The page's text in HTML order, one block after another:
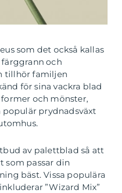
som det också kallas
och
tillhör familjen
för sina vackra blad
och mönster,
prydnadsväxt
av palettblad så att
som passar din
bäst. Vissa populära
”Wizard Mix”